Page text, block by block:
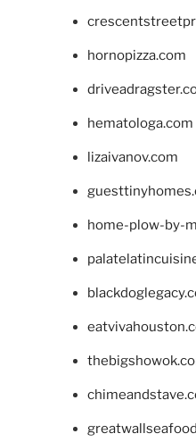
hornopizza.com
hematologa.com
lizaivanov.com
home-plow-by-